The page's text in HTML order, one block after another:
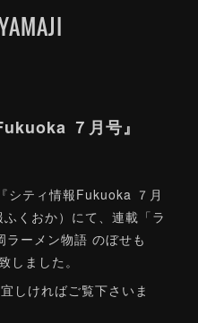
７月号』
シティ情報Fukuoka ７月
くおか）にて、連載「ラ
ーメン物語 のぼせも
しました。
しければご覧下さいま